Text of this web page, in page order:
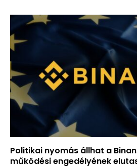
Politikai nyomás állhat a
működési engedélyének